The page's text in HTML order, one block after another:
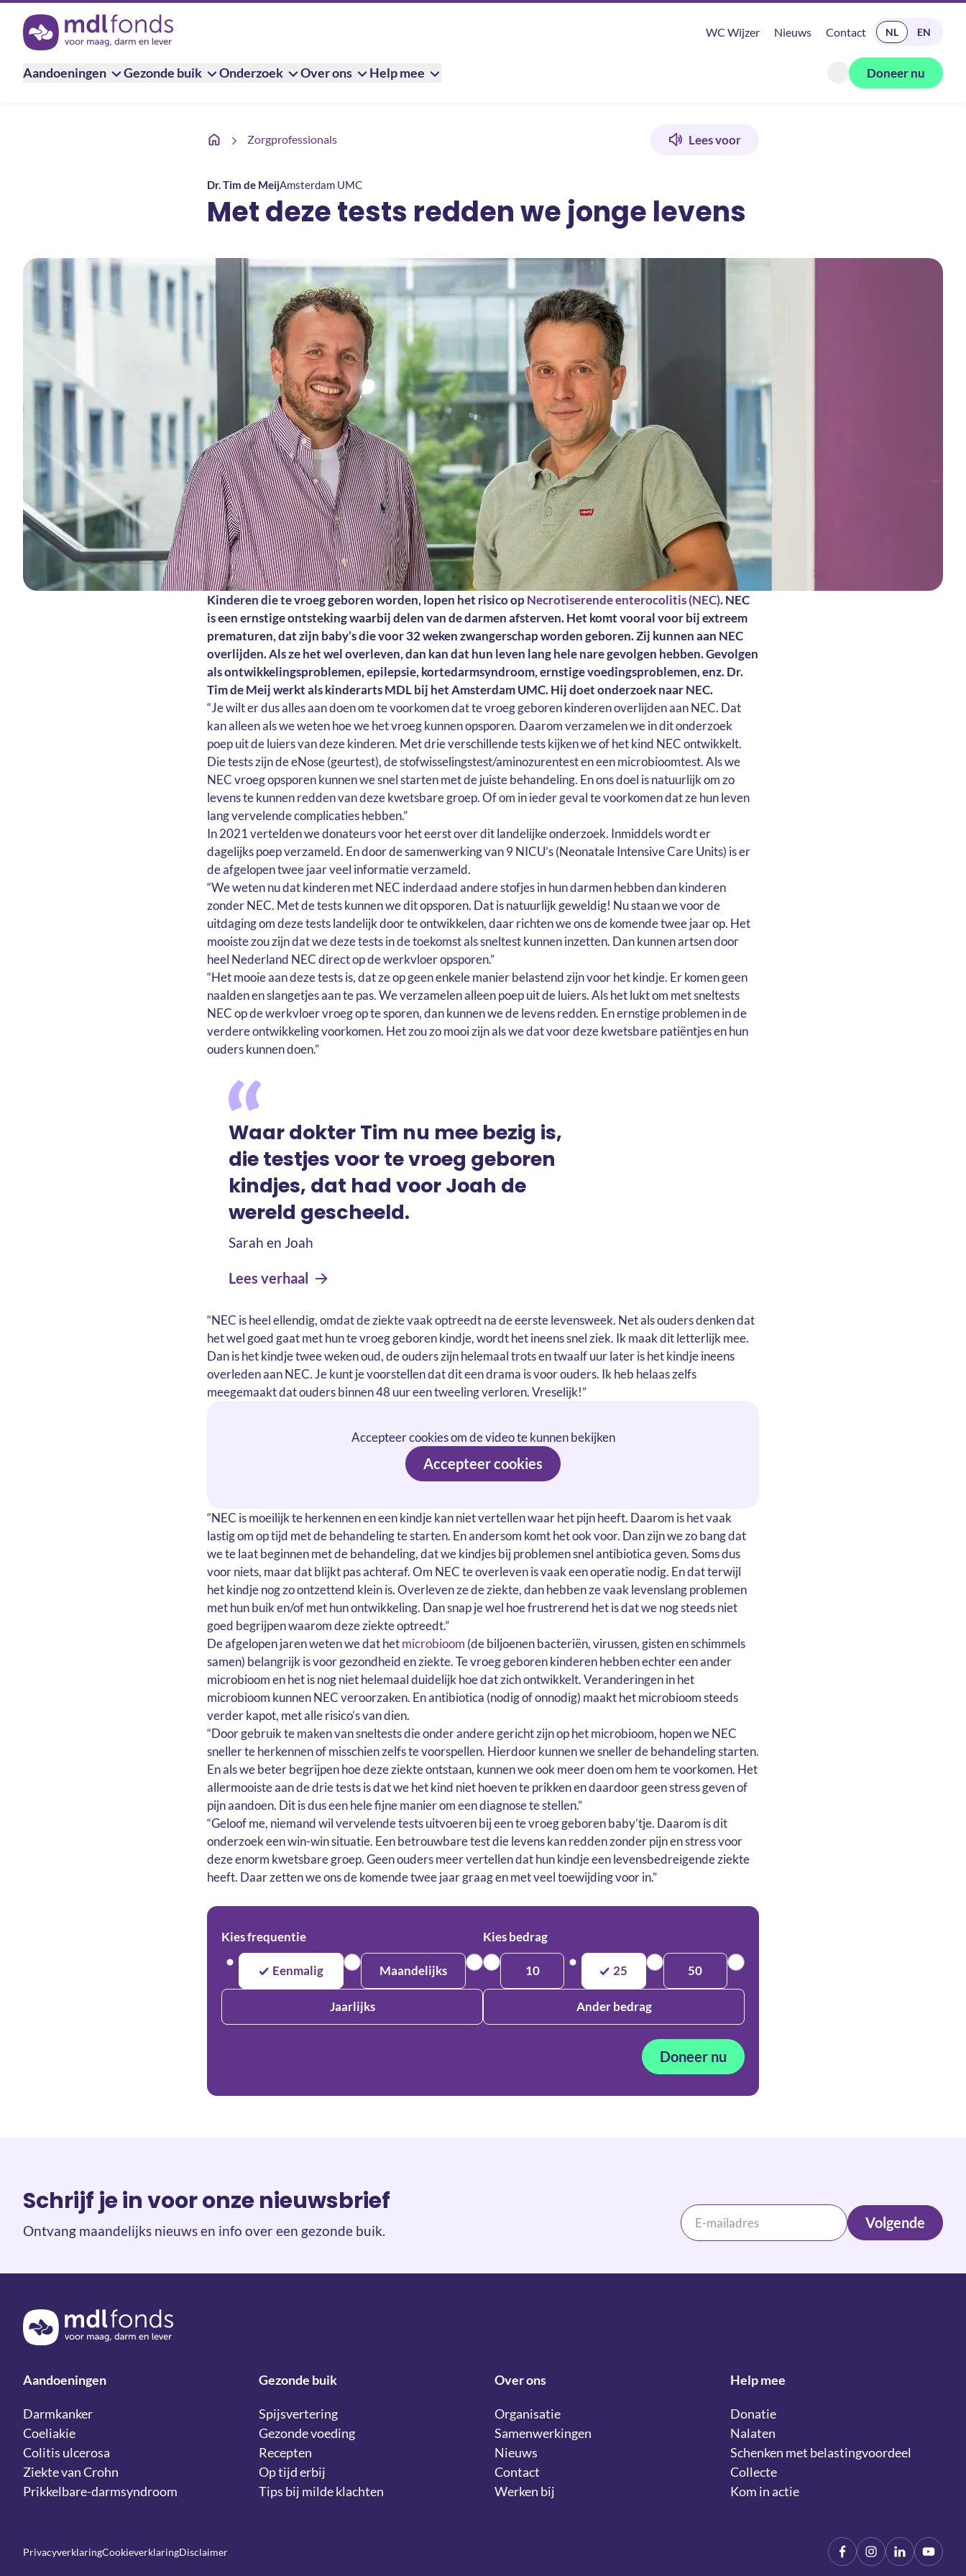
Terug naar de homepage
WC Wijzer Nieuws Contact READ IN ENGLISH
NL EN
Aandoeningen Gezonde buik Onderzoek Over ons Help mee
Zoeken openen
Doneer nu
Zorgprofessionals
Met deze tests redden we jonge levens
Lees voor
Met deze tests redden we jonge levens
Dr. Tim de MeijAmsterdam UMC
Kinderen die te vroeg geboren worden, lopen het risico opNecrotiserende enterocolitis (NEC). NEC
is een ernstige ontsteking waarbij delen van de darmen afsterven. Het komt vooral voor bij extreem
prematuren, dat zijn baby’s die voor 32 weken zwangerschap worden geboren. Zij kunnen aan NEC
overlijden. Als ze het wel overleven, dan kan dat hun leven lang hele nare gevolgen hebben. Gevolgen
als ontwikkelingsproblemen, epilepsie, kortedarmsyndroom, ernstige voedingsproblemen, enz. Dr.
Tim de Meij werkt als kinderarts MDL bij het Amsterdam UMC. Hij doet onderzoek naar NEC.
“Je wilt er dus alles aan doen om te voorkomen dat te vroeg geboren kinderen overlijden aan NEC. Dat
kan alleen als we weten hoe we het vroeg kunnen opsporen. Daarom verzamelen we in dit onderzoek
poep uit de luiers van deze kinderen. Met drie verschillende tests kijken we of het kind NEC ontwikkelt.
Die tests zijn de eNose (geurtest), de stofwisselingstest/aminozurentest en een microbioomtest. Als we
NEC vroeg opsporen kunnen we snel starten met de juiste behandeling. En ons doel is natuurlijk om zo
levens te kunnen redden van deze kwetsbare groep. Of om in ieder geval te voorkomen dat ze hun leven
lang vervelende complicaties hebben.”
In 2021 vertelden we donateurs voor het eerst over dit landelijke onderzoek. Inmiddels wordt er
dagelijks poep verzameld. En door de samenwerking van 9 NICU’s (Neonatale Intensive Care Units) is er
de afgelopen twee jaar veel informatie verzameld.
“We weten nu dat kinderen met NEC inderdaad andere stofjes in hun darmen hebben dan kinderen
zonder NEC. Met de tests kunnen we dit opsporen. Dat is natuurlijk geweldig! Nu staan we voor de
uitdaging om deze tests landelijk door te ontwikkelen, daar richten we ons de komende twee jaar op. Het
mooiste zou zijn dat we deze tests in de toekomst als sneltest kunnen inzetten. Dan kunnen artsen door
heel Nederland NEC direct op de werkvloer opsporen.”
“Het mooie aan deze tests is, dat ze op geen enkele manier belastend zijn voor het kindje. Er komen geen
naalden en slangetjes aan te pas. We verzamelen alleen poep uit de luiers. Als het lukt om met sneltests
NEC op de werkvloer vroeg op te sporen, dan kunnen we de levens redden. En ernstige problemen in de
verdere ontwikkeling voorkomen. Het zou zo mooi zijn als we dat voor deze kwetsbare patiëntjes en hun
ouders kunnen doen.”
Waar dokter Tim nu mee bezig is,
die testjes voor te vroeg geboren
kindjes, dat had voor Joah de
wereld gescheeld.
Sarah en Joah
Lees verhaal
“NEC is heel ellendig, omdat de ziekte vaak optreedt na de eerste levensweek. Net als ouders denken dat
het wel goed gaat met hun te vroeg geboren kindje, wordt het ineens snel ziek. Ik maak dit letterlijk mee.
Dan is het kindje twee weken oud, de ouders zijn helemaal trots en twaalf uur later is het kindje ineens
overleden aan NEC. Je kunt je voorstellen dat dit een drama is voor ouders. Ik heb helaas zelfs
meegemaakt dat ouders binnen 48 uur een tweeling verloren. Vreselijk!”
Accepteer cookies om de video te kunnen bekijken
Accepteer cookies
“NEC is moeilijk te herkennen en een kindje kan niet vertellen waar het pijn heeft. Daarom is het vaak
lastig om op tijd met de behandeling te starten. En andersom komt het ook voor. Dan zijn we zo bang dat
we te laat beginnen met de behandeling, dat we kindjes bij problemen snel antibiotica geven. Soms dus
voor niets, maar dat blijkt pas achteraf. Om NEC te overleven is vaak een operatie nodig. En dat terwijl
het kindje nog zo ontzettend klein is. Overleven ze de ziekte, dan hebben ze vaak levenslang problemen
met hun buik en/of met hun ontwikkeling. Dan snap je wel hoe frustrerend het is dat we nog steeds niet
goed begrijpen waarom deze ziekte optreedt.”
De afgelopen jaren weten we dat hetmicrobioom (de biljoenen bacteriën, virussen, gisten en schimmels
samen) belangrijk is voor gezondheid en ziekte. Te vroeg geboren kinderen hebben echter een ander
microbioom en het is nog niet helemaal duidelijk hoe dat zich ontwikkelt. Veranderingen in het
microbioom kunnen NEC veroorzaken. En antibiotica (nodig of onnodig) maakt het microbioom steeds
verder kapot, met alle risico’s van dien.
“Door gebruik te maken van sneltests die onder andere gericht zijn op het microbioom, hopen we NEC
sneller te herkennen of misschien zelfs te voorspellen. Hierdoor kunnen we sneller de behandeling starten.
En als we beter begrijpen hoe deze ziekte ontstaan, kunnen we ook meer doen om hem te voorkomen. Het
allermooiste aan de drie tests is dat we het kind niet hoeven te prikken en daardoor geen stress geven of
pijn aandoen. Dit is dus een hele fijne manier om een diagnose te stellen.”
“Geloof me, niemand wil vervelende tests uitvoeren bij een te vroeg geboren baby’tje. Daarom is dit
onderzoek een win-win situatie. Een betrouwbare test die levens kan redden zonder pijn en stress voor
deze enorm kwetsbare groep. Geen ouders meer vertellen dat hun kindje een levensbedreigende ziekte
heeft. Daar zetten we ons de komende twee jaar graag en met veel toewijding voor in.”
Kies frequentie
Eenmalig Maandelijks
Jaarlijks
Kies bedrag
10 25 50
Ander bedrag
Doneer nu
Schrijf je in voor onze nieuwsbrief
Ontvang maandelijks nieuws en info over een gezonde buik. Volgende
Terug naar de homepage
Aandoeningen
Darmkanker
Coeliakie
Colitis ulcerosa
Ziekte van Crohn
Prikkelbare-darmsyndroom
Gezonde buik
Spijsvertering
Gezonde voeding
Recepten
Op tijd erbij
Tips bij milde klachten
Over ons
Organisatie
Samenwerkingen
Nieuws
Contact
Werken bij
Help mee
Donatie
Nalaten
Schenken met belastingvoordeel
Collecte
Kom in actie
PrivacyverklaringCookieverklaringDisclaimer
FacebookInstagram
LinkIn